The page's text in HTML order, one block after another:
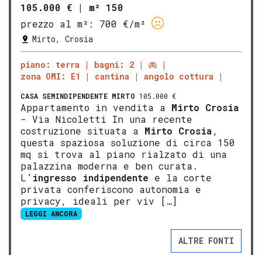
105.000 € | m² 150
prezzo al m²:
700 €/m²
Mirto, Crosia
piano: terra
bagni: 2
zona OMI: E1
cantina angolo cottura
CASA SEMINDIPENDENTE MIRTO 105.000 €
Appartamento in vendita a Mirto Crosia
- Via Nicoletti In una recente
costruzione situata a Mirto Crosia,
questa spaziosa soluzione di circa 150
mq si trova al piano rialzato di una
palazzina moderna e ben curata.
L’ ingresso indipendente e la corte
privata conferiscono autonomia e
privacy, ideali per viv […]
LEGGI ANCORA
ALTRE FONTI